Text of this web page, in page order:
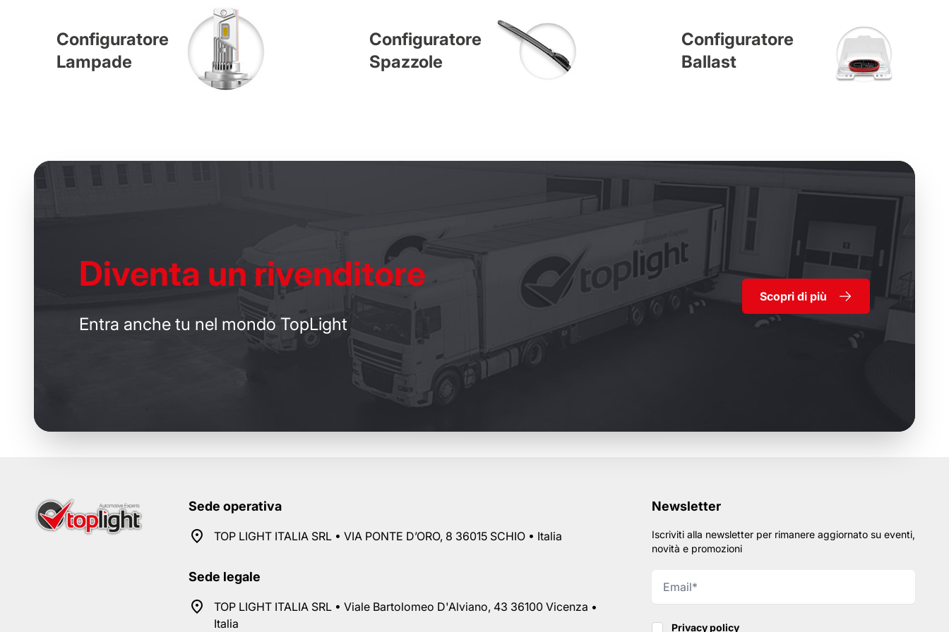
Configuratore
Lampade
Configuratore
Spazzole
Configuratore
Ballast
Diventa un rivenditore
Entra anche tu nel mondo TopLight
Scopri di più
Sede operativa
TOP LIGHT ITALIA SRL • VIA PONTE D’ORO, 8 36015 SCHIO • Italia
Sede legale
TOP LIGHT ITALIA SRL • Viale Bartolomeo D'Alviano, 43 36100 Vicenza •
Italia
Newsletter
Iscriviti alla newsletter per rimanere aggiornato su eventi,
novità e promozioni
Privacy policy